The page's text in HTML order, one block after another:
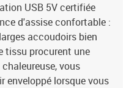
USB 5V certifiée
d'assise confortable :
accoudoirs bien
tissu procurent une
vous
enveloppé lorsque vous